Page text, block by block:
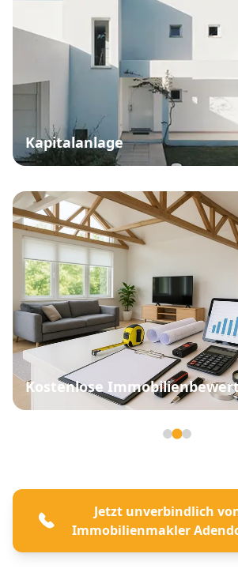
Kapitalanlage
Kostenlose
Jetzt unverbindlich
Immobilienmakler
lassen